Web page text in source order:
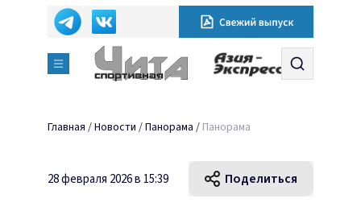
Главная /Новости /Панорама / Панорама
28 февраля 2026 в 15:39 Поделиться